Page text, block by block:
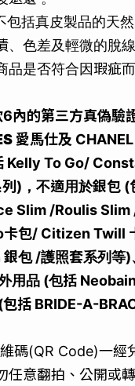
包括真皮製品的天
、色差及輕微的脫
品是否符合因瑕疵
6內的第三方真偽驗
愛馬仕及 CHANEL
Kelly To Go/
) ，不適用於銀包 (
Slim/Roulis Slim
卡包/ Citizen Twill
銀包 /護照套系列等)
用品 (包括
包括 BRIDE-A-
碼(QR Code)一經
任意翻拍、公開或